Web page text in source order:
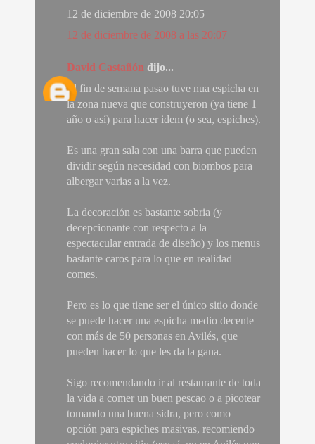
12 de diciembre de 2008 20:05
12 de diciembre de 2008 a las 20:07
David Castañón dijo...
El fin de semana pasao tuve nua espicha en
la zona nueva que construyeron (ya tiene 1
año o así) para hacer idem (o sea, espiches).
Es una gran sala con una barra que pueden
dividir según necesidad con biombos para
albergar varias a la vez.
La decoración es bastante sobria (y
decepcionante con respecto a la
espectacular entrada de diseño) y los menus
bastante caros para lo que en realidad
comes.
Pero es lo que tiene ser el único sitio donde
se puede hacer una espicha medio decente
con más de 50 personas en Avilés, que
pueden hacer lo que les da la gana.
Sigo recomendando ir al restaurante de toda
la vida a comer un buen pescao o a picotear
tomando una buena sidra, pero como
opción para espiches masivas, recomiendo